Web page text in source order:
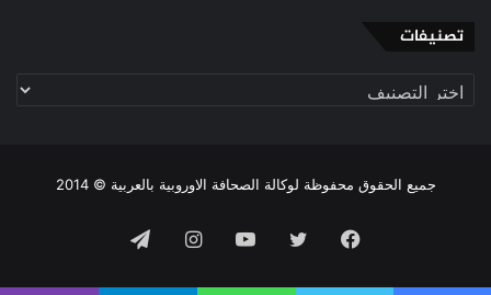
تصنيفات
تصنيفات
جميع الحقوق محفوظة لوكالة الصحافة الاوروبية بالعربية © 2014
فيسبوك تويتر يوتيوبانستقرامتيلقرام